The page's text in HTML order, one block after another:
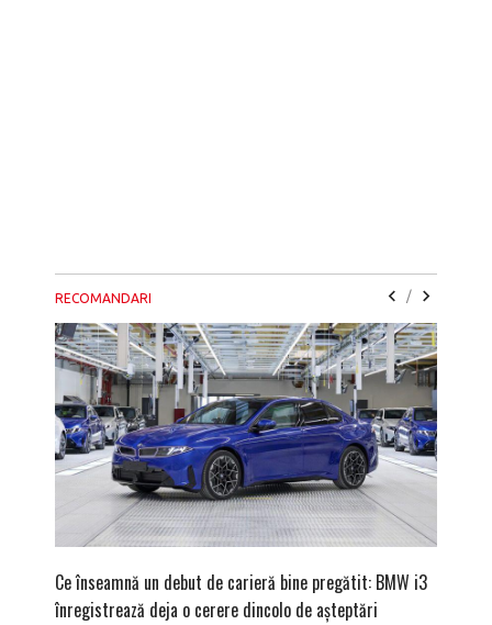
RECOMANDARI /
Ce înseamnă un debut de carieră bine pregătit: BMW i3
înregistrează deja o cerere dincolo de așteptări